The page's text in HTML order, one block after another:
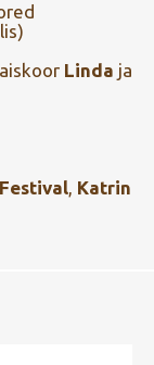
Linda ja
, Katrin